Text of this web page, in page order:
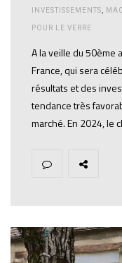
INVESTISSEMENTS,
POUR LE VERRE
A la veille du 50ème
France, qui sera
résultats et des
tendance très
marché. En 2024, le